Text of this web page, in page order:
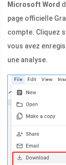
Microsoft Word
page officielle
compte. Cliquez
vous avez
une analyse.